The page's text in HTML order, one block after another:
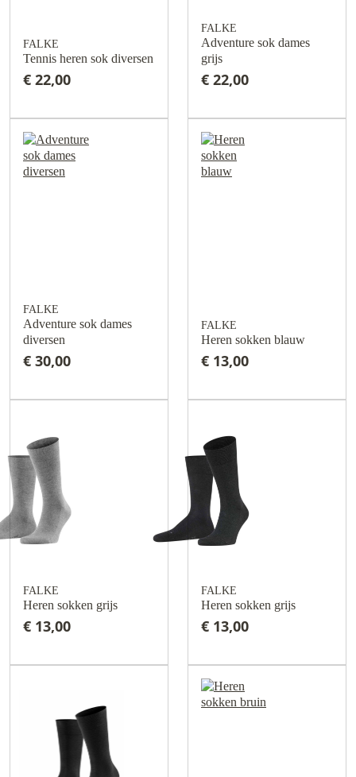
FALKE
Tennis heren sok diversen
€ 22,00
FALKE
Adventure sok dames
grijs
€ 22,00
FALKE
Adventure sok dames
diversen
€ 30,00
FALKE
Heren sokken blauw
€ 13,00
FALKE
Heren sokken grijs
€ 13,00
FALKE
Heren sokken grijs
€ 13,00